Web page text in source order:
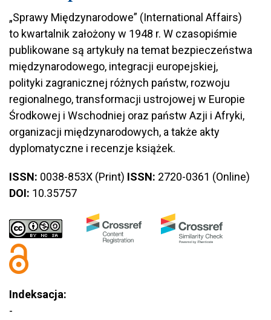
„Sprawy Międzynarodowe” (International Affairs)
to kwartalnik założony w 1948 r. W czasopiśmie
publikowane są artykuły na temat bezpieczeństwa
międzynarodowego, integracji europejskiej,
polityki zagranicznej różnych państw, rozwoju
regionalnego, transformacji ustrojowej w Europie
Środkowej i Wschodniej oraz państw Azji i Afryki,
organizacji międzynarodowych, a także akty
dyplomatyczne i recenzje książek.
ISSN: 0038-853X (Print) ISSN: 2720-0361 (Online)
DOI: 10.35757
Indeksacja:
-